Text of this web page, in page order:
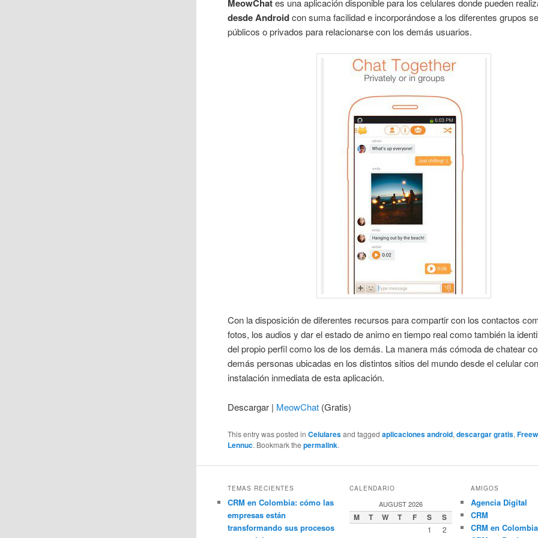
MeowChates una aplicación disponible para los celulares donde pueden
desde Androidcon suma facilidad e incorporándose a los diferentes grupos
públicos o privados para relacionarse con los demás usuarios.
Con la disposición de diferentes recursos para compartir con los contactos
fotos, los audios y dar el estado de animo en tiempo real como también la
del propio perfil como los de los demás. La manera más cómoda de chatear
demás personas ubicadas en los distintos sitios del mundo desde el celular
instalación inmediata de esta aplicación.
Descargar | MeowChat (Gratis)
This entry was posted inCelularesand taggedaplicaciones android,descargar gratis,
Lennuc. Bookmark thepermalink.
TEMAS RECIENTES
CRM en Colombia: cómo las
empresas están
transformando sus procesos
CALENDARIO
AUGUST 2026
M T W T F S S
1
2
AMIGOS
Agencia Digital
CRM
CRM en Colombia